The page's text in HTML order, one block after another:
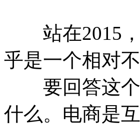
站在2015，
乎是一个相对
要回答这个
什么。电商是